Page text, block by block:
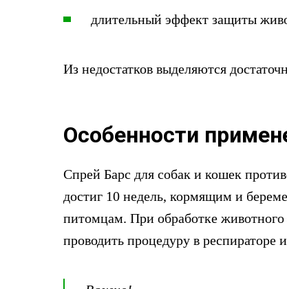
длительный эффект защиты
Из недостатков выделяются
Особенности
Спрей Барс для собак и кошек
достиг 10 недель, кормящим и
питомцам. При обработке животного
проводить процедуру в респираторе